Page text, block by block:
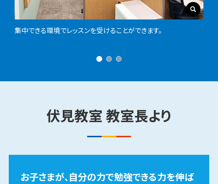
教材名に記載されているアルファベットは、実際には具
のデザインや名称とは異なる場合があります。
02効果が高い学習法を実践
集中できる環境でレッスンを受けることができます。
伏見​教室教室長より
お子さまが、自分の力で勉強できる力を伸ば